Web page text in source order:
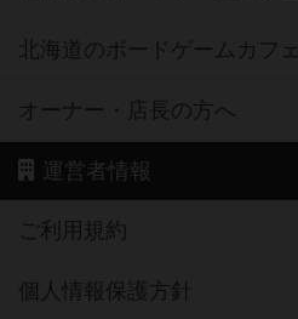
北海道のボードゲームカフェ
オーナー・店長の方へ
運営者情報
ご利用規約
個人情報保護方針